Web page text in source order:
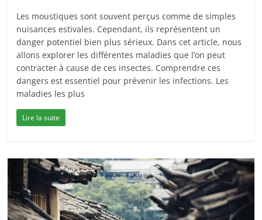
Les moustiques sont souvent perçus comme de simples
nuisances estivales. Cependant, ils représentent un
danger potentiel bien plus sérieux. Dans cet article, nous
allons explorer les différentes maladies que l’on peut
contracter à cause de ces insectes. Comprendre ces
dangers est essentiel pour prévenir les infections. Les
maladies les plus
Lire la suite